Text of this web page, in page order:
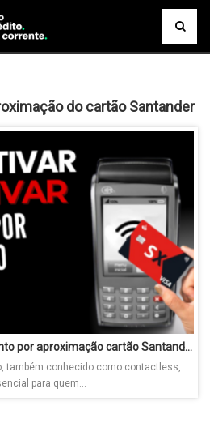
do cartão Santander
Como desativar pagamento por aproximação cartão Santander
também conhecido como contactless,
para quem...